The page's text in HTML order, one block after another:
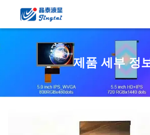
제품 세부 정